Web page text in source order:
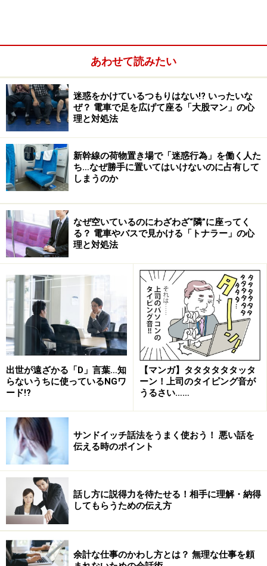
仕事も恋も交渉の仕方次第？
交渉というと映画やドラマなどでみる、犯罪者との交渉
を思い浮かべる人や、国と国との軍事的な交渉を思い浮
かべる人もいるかも知れません。交渉とは、そういった
規模の大きいものだけでなく「100点とったらオモチャ
を買ってね」といったような小さなものまで、日常の
様々なシーンで行なわれています。
交渉は、企業で買い付けを担当する人や営業マンだけが
行なうものではありません。ビジネスでも、プライベー
トでも、人に働きかけて何かをしてもらうという場面
（＝交渉）では話し方・伝え方にも気を配る必要があり
ます。
では、具体的にどのような点に気をつければいいのでし
ょうか。
感情に配慮した話し方
言葉・表情を上手に使って伝えよう
世の中には「提案を受け入れなければ爆弾を撃つぞ」的
な交渉（Win-Lose交渉）も存在します。しかし、仕事で
もプライベートでもお互いが満足できる交渉（Win-Win交
渉）がお勧めです。欲しい結果だけでなく、いい人間関
係を手に入れたほうが長期的にお得なのです。
あわせて読みたい
迷惑をかけているつもりはない!? いったいな
ぜ？ 電車で足を広げて座る「大股マン」の心
理と対処法
新幹線の荷物置き場で「迷惑行為」を働く人た
ち…なぜ勝手に置いてはいけないのに占有して
しまうのか
なぜ空いているのにわざわざ“隣”に座ってく
る？ 電車やバスで見かける「トナラー」の心
理と対処法
出世が遠ざかる「D」言葉…知
らないうちに使っているNGワ
ード!?
【マンガ】タタタタタタッタ
ーン！上司のタイピング音が
うるさい……
サンドイッチ話法をうまく使おう！ 悪い話を
伝える時のポイント
話し方に説得力を待たせる！相手に理解・納得
してもらうための伝え方
余計な仕事のかわし方とは？ 無理な仕事を頼